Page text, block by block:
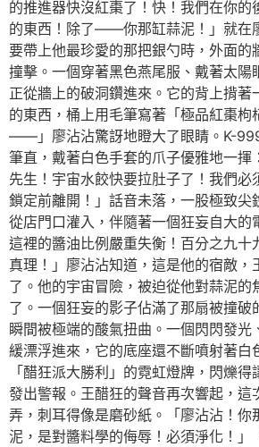
的推進器快沒紅棗了！快！我們在你的
的東西！除了——你那缸蒜泥！」就在
要帶上他最珍愛的那把銀勺時，外面的
撞擊。一個穿著黑色燕尾服、戴著太陽
正從牆上的破洞鑽進來。它的背上揹著
的東西，桶上用毛筆寫著「極品紅棗枸
——」廖沾沾驚訝地瞪大了眼睛。K-
筆直，戴著白色手套的爪子優雅地一揮
先生！宇宙水餃快要拉肚子了！我們必
鎖定前離開！」話音未落，一股極致尖
從店門口灌入，伴隨著一個狂妄自大的
這裡的醬油比例嚴重失衡！百分之九十
真理！」廖沾沾知道，這是他的宿敵，
了。他的宇宙冒險，被迫從他對蒜泥的
了。一個狂妄的影子佔滿了那扇被撞破
瞬間被極端的酸氣扭曲。一個閃閃發光
緩漂浮進來，它的底座還不斷噴射著白
「醋狂派大勝利」的霓虹燈牌，閃爍
發出警報。王醋狂的聲音再次響起，這
弄，刺耳得像是磨砂紙。「廖沾沾！你
泥，是對醬料學的侮辱！必須淨化！」